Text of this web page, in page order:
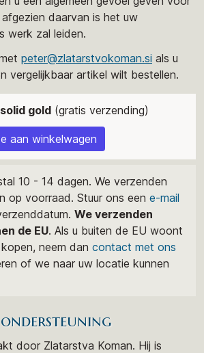
daarvan is het uw
werk zal leiden.
peter@zlatarstvokoman.si als u
vergelijkbaar artikel wilt bestellen.
gold (gratis verzending)
aan winkelwagen
10 - 14 dagen. We verzenden
op voorraad. Stuur ons een e-mail
We verzenden
de EU. Als u buiten de EU woont
neem dan contact met ons
of we naar uw locatie kunnen
door Zlatarstva Koman. Hij is